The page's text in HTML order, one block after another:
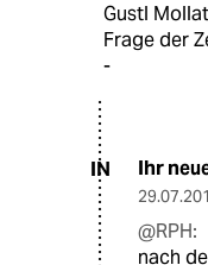
Gustl
Frage der
-
IN Ihr
@RPH:
nach